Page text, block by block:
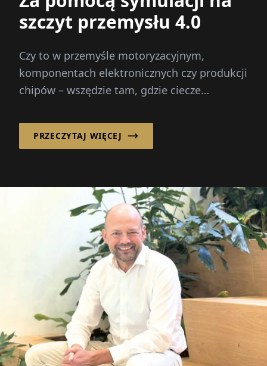
szczyt przemysłu 4.0
Czy to w przemyśle motoryzacyjnym,
komponentach elektronicznych czy produkcji
chipów – wszędzie tam, gdzie ciecze
PRZECZYTAJ WIĘCEJ